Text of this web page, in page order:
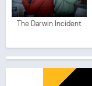
The Darwin Incident